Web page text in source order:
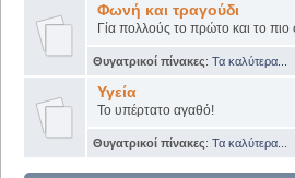
Φωνή και τραγούδι
Γία πολλούς το πρώτο και το πιο
Θυγατρικοί πίνακες: Τα καλύτερα...
Υγεία
Το υπέρτατο αγαθό!
Θυγατρικοί πίνακες: Τα καλύτερα...